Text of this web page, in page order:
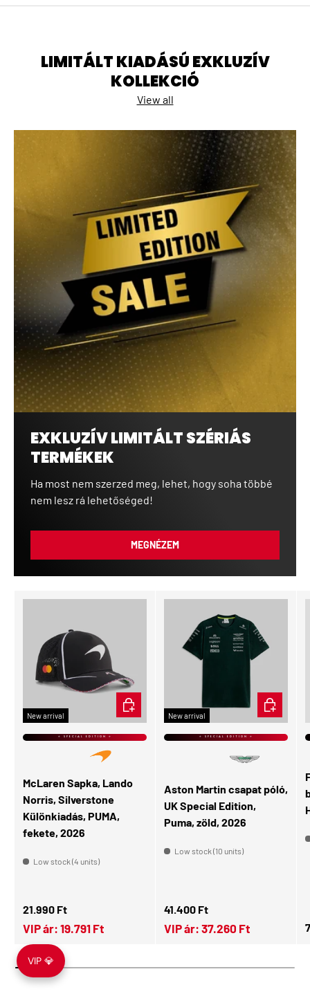
LIMITÁLT KIADÁSÚ EXKLUZÍV
KOLLEKCIÓ
View all
EXKLUZÍV LIMITÁLT SZÉRIÁS
TERMÉKEK
Ha most nem szerzed meg, lehet, hogy soha többé
nem lesz rá lehetőséged!
MEGNÉZEM
New arrival
⭐ SPECIAL EDITION ⭐
McLaren Sapka, Lando
Norris, Silverstone
Különkiadás, PUMA,
fekete, 2026
Low stock (4 units)
Regular price
21.990 Ft
VIP ár: 19.791 Ft
ADD TO CART
New arrival
⭐ SPECIAL EDITION ⭐
Aston Martin csapat póló,
UK Special Edition,
Puma, zöld, 2026
Low stock (10 units)
Regular price
41.400 Ft
VIP ár: 37.260 Ft
CHOOSE
VIP 💎